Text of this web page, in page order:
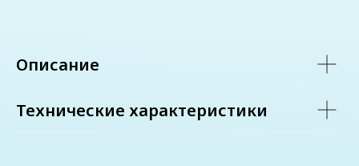
Описание
Технические характеристики